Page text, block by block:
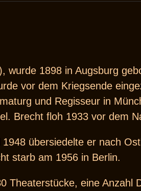
wurde 1898 in Augsburg
vor dem Kriegsende
und Regisseur in
Brecht floh 1933 vor dem
übersiedelte er nach
starb am 1956 in Berlin.
Theaterstücke, eine Anzahl